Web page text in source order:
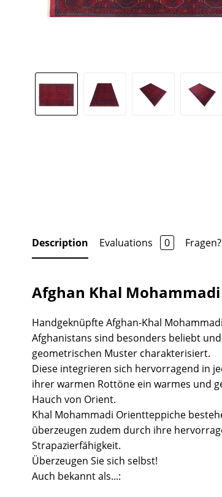
Description Evaluations 0 Fragen?
Afghan Khal Mohammadi
Handgeknüpfte Afghan-Khal
Afghanistans sind besonders beliebt
geometrischen Muster charakterisiert.
Diese integrieren sich hervorragend in
ihrer warmen Rottöne ein warmes und
Hauch von Orient.
Khal Mohammadi Orientteppiche
überzeugen zudem durch ihre
Strapazierfähigkeit.
Überzeugen Sie sich selbst!
Auch bekannt als...: